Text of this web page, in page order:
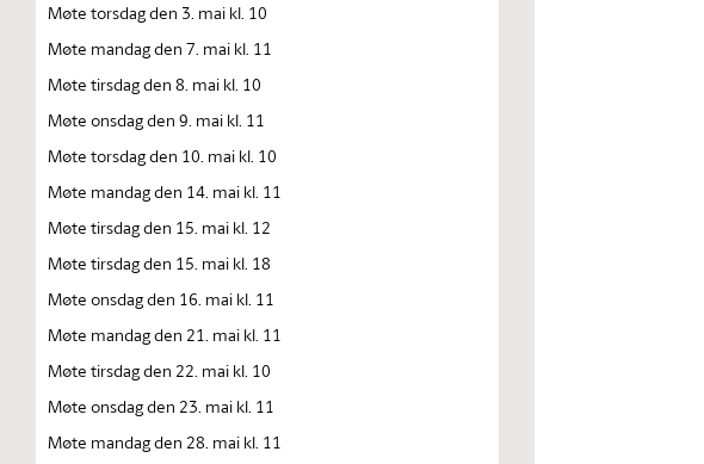
Møte torsdag den 3. mai kl. 10
Møte mandag den 7. mai kl. 11
Møte tirsdag den 8. mai kl. 10
Møte onsdag den 9. mai kl. 11
Møte torsdag den 10. mai kl. 10
Møte mandag den 14. mai kl. 11
Møte tirsdag den 15. mai kl. 12
Møte tirsdag den 15. mai kl. 18
Møte onsdag den 16. mai kl. 11
Møte mandag den 21. mai kl. 11
Møte tirsdag den 22. mai kl. 10
Møte onsdag den 23. mai kl. 11
Møte mandag den 28. mai kl. 11